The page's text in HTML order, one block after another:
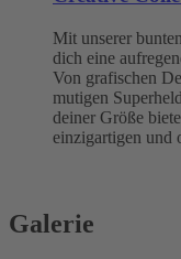
Mit unserer
dich eine
Von grafischen
mutigen
deiner Größe
einzigartigen und
Galerie